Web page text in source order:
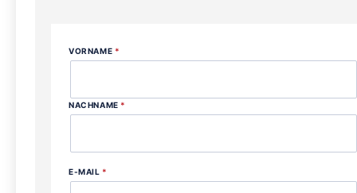
VORNAME *
NACHNAME *
E-MAIL *